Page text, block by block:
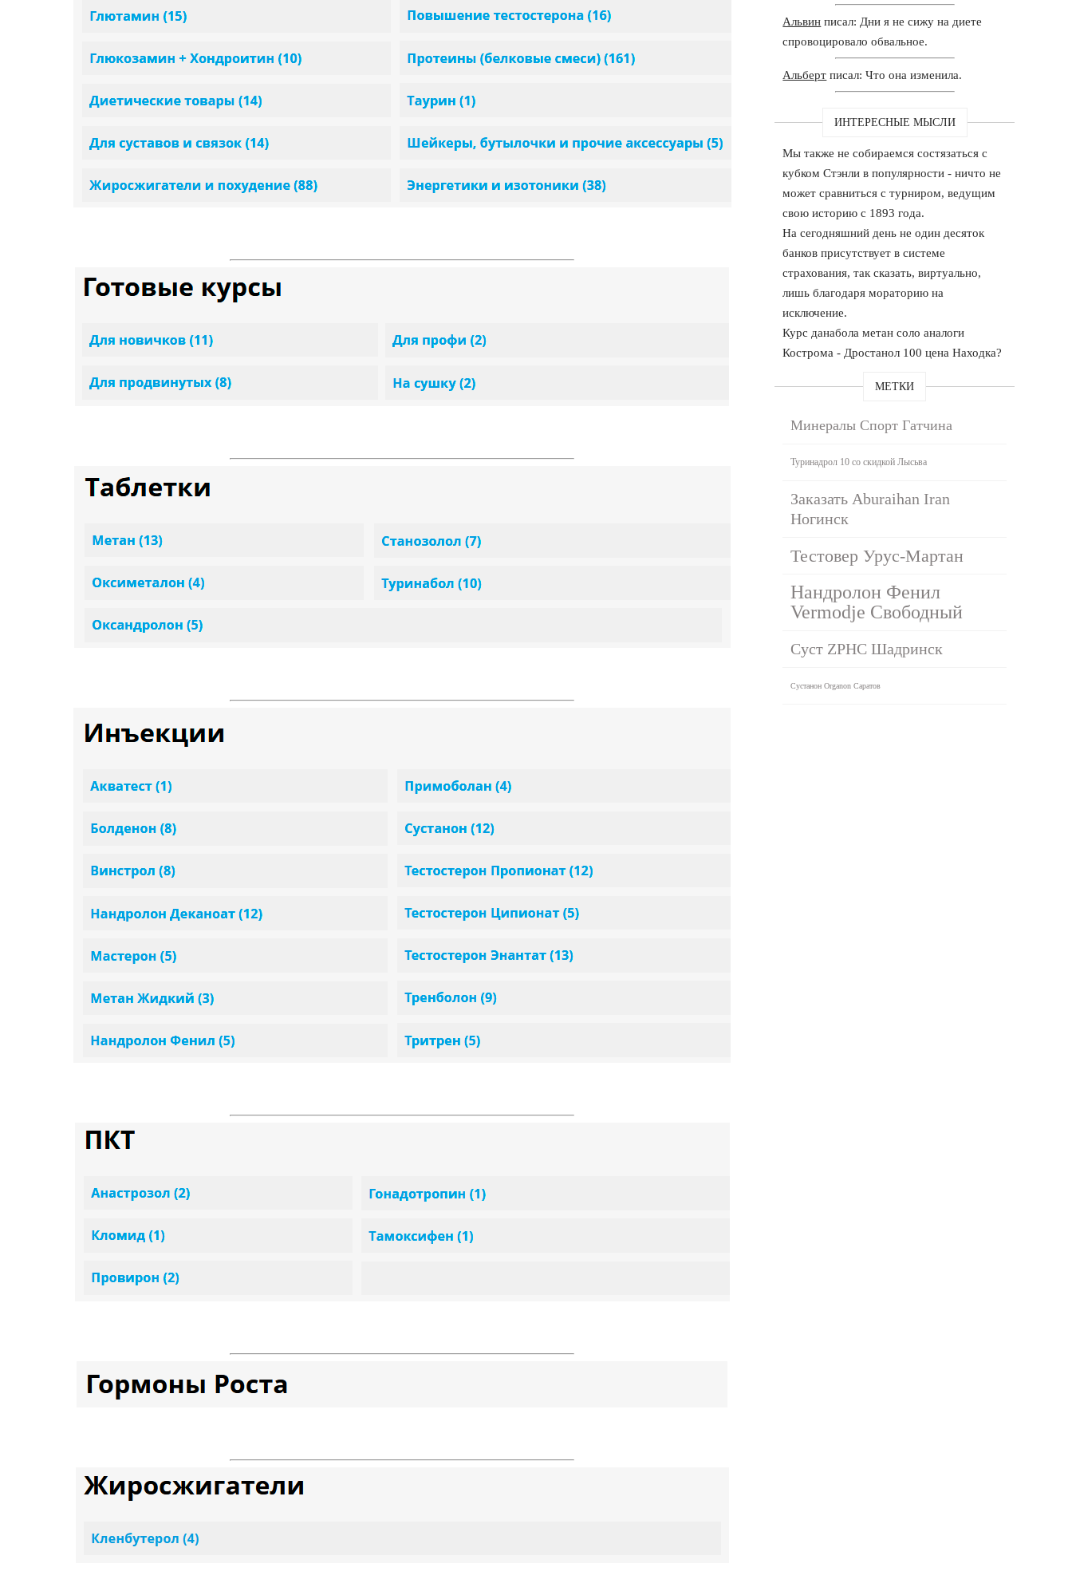
Альвин писал: Дни я не сижу на диете
спровоцировало обвальное.
Альберт писал: Что она изменила.
ИНТЕРЕСНЫЕ МЫСЛИ
Мы также не собираемся состязаться с
кубком Стэнли в популярности - ничто не
может сравниться с турниром, ведущим
свою историю с 1893 года.
На сегодняшний день не один десяток
банков присутствует в системе
страхования, так сказать, виртуально,
лишь благодаря мораторию на
исключение.
Курс данабола метан соло аналоги
Кострома - Дростанол 100 цена Находка?
МЕТКИ
Минералы Спорт Гатчина
Туринадрол 10 со скидкой Лысьва
Заказать Aburaihan Iran
Ногинск
Тестовер Урус-Мартан
Нандролон Фенил
Vermodje Свободный
Суст ZPHC Шадринск
Сустанон Organon Саратов